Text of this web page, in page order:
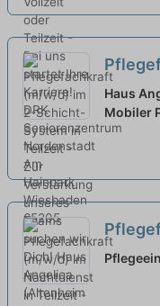
Haus
Mobiler